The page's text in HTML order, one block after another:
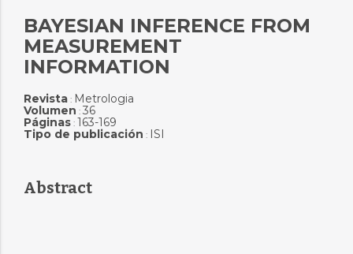
BAYESIAN INFERENCE FROM
MEASUREMENT
INFORMATION
Revista: Metrologia
Volumen : 36
Páginas: 163-169
Tipo de publicación : ISI
Abstract